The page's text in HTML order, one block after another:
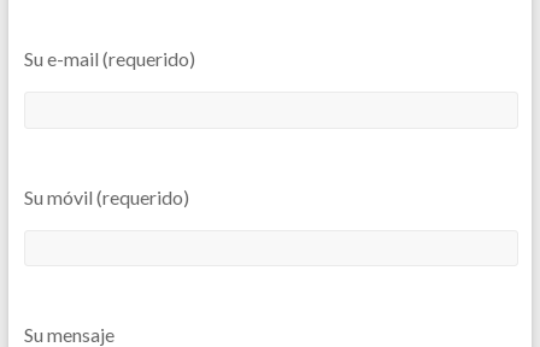
Su e-mail (requerido)
Su móvil (requerido)
Su mensaje